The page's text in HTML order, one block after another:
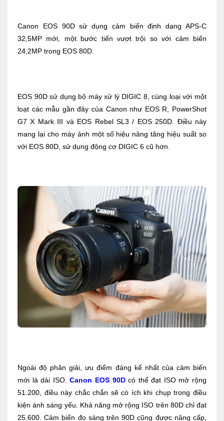
Canon EOS 90D sử dụng cảm biến định dạng APS-C
32,5MP mới, một bước tiến vượt trội so với cảm biến
24,2MP trong EOS 80D.
EOS 90D sử dụng bộ máy xử lý DIGIC 8, cùng loại với một
loạt các mẫu gần đây của Canon như EOS R, PowerShot
G7 X Mark III và EOS Rebel SL3 / EOS 250D. Điều này
mang lại cho máy ảnh một số hiệu năng tăng hiệu suất so
với EOS 80D, sử dụng động cơ DIGIC 6 cũ hơn.
Ngoài độ phân giải, ưu điểm đáng kể nhất của cảm biến
mới là dải ISO.Canon EOS 90Dcó thể đạt ISO mở rộng
51.200, điều này chắc chắn sẽ có ích khi chụp trong điều
kiện ánh sáng yếu. Khả năng mở rộng ISO trên 80D chỉ đạt
25.600. Cảm biến đo sáng trên 90D cũng được nâng cấp,